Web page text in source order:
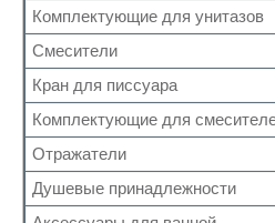
Унитазы
Биде
Раковины
Комплектующие для унитазов
Арматура бачка (комплект)
Сливная колонка
Кран для писсуара
Клапан бачка унитаза
Фановые трубы и манжеты
Крепеж
Система инсталяции
Смесители
Кран монокомандный
Гигиенические комплекты
Кран с таймером
Термостатические
Смеситель сенсорный
Кран для писсуара
Комплектующие для
Аэратор
Гусак (излив)
Дивертор
Отражатели
Душевые принадлежности